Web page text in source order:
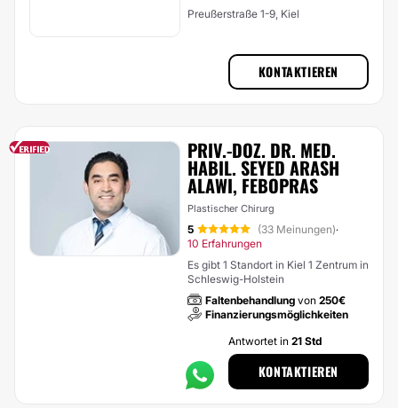
Preußerstraße 1-9, Kiel
KONTAKTIEREN
PRIV.-DOZ. DR. MED.
HABIL. SEYED ARASH
ALAWI, FEBOPRAS
Plastischer Chirurg
5 (33 Meinungen)·
10 Erfahrungen
Es gibt 1 Standort in Kiel 1 Zentrum in
Schleswig-Holstein
Faltenbehandlung von 250€
Finanzierungsmöglichkeiten
Antwortet in 21 Std
KONTAKTIEREN